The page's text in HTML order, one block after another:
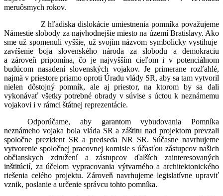
meruôsmych rokov.
Z hľadiska dislokácie umiestnenia pomníka považujeme
Námestie slobody za najvhodnejšie miesto na území Bratislavy. Ako
sme už spomenuli vyššie, už svojím názvom symbolicky vystihuje
zavŕšenie boja slovenského národa za slobodu a demokraciu
a zároveň pripomína, čo je najvyšším cieľom i v potenciálnom
budúcom nasadení slovenských vojakov. Je primerane rozľahlé,
najmä v priestore priamo oproti Úradu vlády SR, aby sa tam vytvoril
nielen dôstojný pomník, ale aj priestor, na ktorom by sa dali
vykonávať všetky potrebné obrady v súvise s úctou k neznámemu
vojakovi i v rámci štátnej reprezentácie.
Odporúčame, aby garantom vybudovania Pomníka
neznámeho vojaka bola vláda SR a záštitu nad projektom prevzali
spoločne prezident SR a predseda NR SR. Súčasne navrhujeme
vytvorenie spoločnej pracovnej komisie s účasťou zástupcov našich
občianskych združení a zástupcov ďalších zainteresovaných
inštitúcií, za účelom vypracovania výtvarného a architektonického
riešenia celého projektu. Zároveň navrhujeme legislatívne upraviť
vznik, poslanie a určenie správcu tohto pomníka.